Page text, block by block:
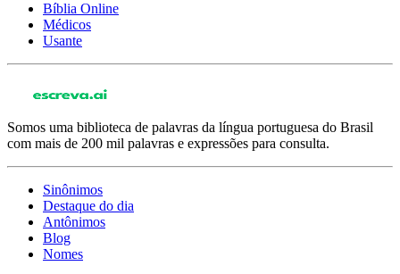
Bíblia Online
Médicos
Usante
Somos uma biblioteca de palavras da língua portuguesa do Brasil
com mais de 200 mil palavras e expressões para consulta.
Sinônimos
Destaque do dia
Antônimos
Blog
Nomes